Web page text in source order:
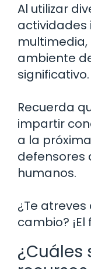
Al utilizar
actividades
ambiente
significativo.
Recuerda
impartir
a la
defensores
humanos.
¿Te
cambio?
¿Cuáles